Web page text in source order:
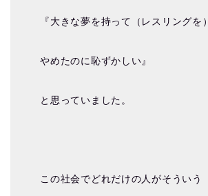
『大きな夢を持って（レスリングを）
やめたのに恥ずかしい』
と思っていました。
この社会でどれだけの人がそういう